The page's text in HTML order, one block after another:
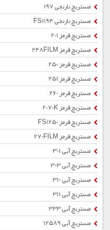
مستربچ نارنجی 197
مستربچ نارنجی FS1194
مستربچ قرمز 201
مستربچ قرمز 248FILM
مستربچ قرمز 250
مستربچ قرمز 251
مستربچ قرمز 260
مستربچ قرمز 2070K
مستربچ قرمز FS1250
مستربچ قرمز 270FILM
مستربچ آبی 301
مستربچ آبی 303
مستربچ آبی 310
مستربچ آبی 311
مستربچ آبی 333
مستربچ آبی 12589